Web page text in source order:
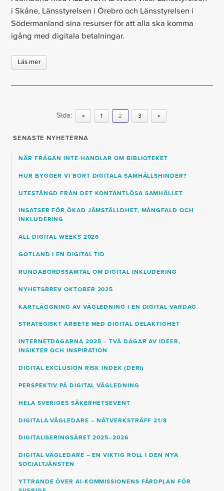
i Skåne, Länsstyrelsen i Örebro och Länsstyrelsen i
Södermanland sina resurser för att alla ska komma
igång med digitala betalningar.
Läs mer
Sida: « 1 2 3 »
SENASTE NYHETERNA
NÄR FRÅGAN INTE HANDLAR OM BIBLIOTEKET
HUR BYGGER VI BORT DIGITALA SAMHÄLLSHINDER?
UTESTÄNGD FRÅN DET KONTANTLÖSA SAMHÄLLET
INSATSER FÖR ÖKAD JÄMSTÄLLDHET, MÅNGFALD OCH
INKLUDERING
ALL DIGITAL WEEKS 2026
GOTLAND I EN DIGITAL TID
RUNDABORDSSAMTAL OM DIGITAL INKLUDERING
NYHETSBREV OKTOBER 2025
KARTLÄGGNING AV VÄGLEDNING I EN DIGITAL VARDAG
STRATEGISKT ARBETE MED DIGITAL DELAKTIGHET
INTERNETDAGARNA 2025 – TVÅ DAGAR AV IDÉER,
INSIKTER OCH INSPIRATION
DIGITAL EXCLUSION RISK INDEX (DERI)
PERSPEKTIV PÅ DIGITAL VÄGLEDNING
HELA SVERIGES SÄKERHETSEVENT
DIGITALA VÄGLEDARE – NÄTVERKSTRÄFF 21/8
DIGITALISERINGSÅRET 2025–2026
DIGITAL VÄGLEDARE – EN VIKTIG ROLL I DEN NYA
SOCIALTJÄNSTEN
YTTRANDE ÖVER AI-KOMMISSIONENS FÄRDPLAN FÖR